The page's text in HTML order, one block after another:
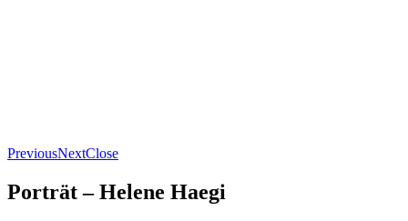
PreviousNextClose
Porträt – Helene Haegi